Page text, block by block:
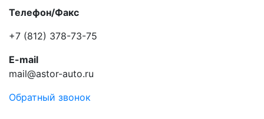
Телефон/Факс
+7 (812) 378-73-75
E-mail
mail@astor-auto.ru
Обратный звонок